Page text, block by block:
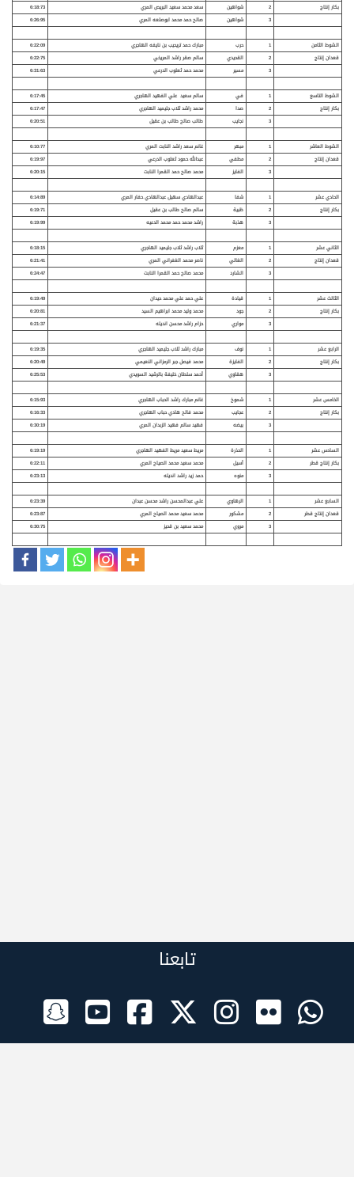
بكار إنتاج
2 شواهين سعد محمد سعيد البريص المري
6:18:73
3
شواهين صالح حمد محمد ابوصلعه المري 6:26:95
الشوط الثامن 1 حرب مبارك حمد تريحيب بن نايفه الهاجري
6:22:09
قعدان إنتاج
2 القحيدي سالم صقر راشد المريخي
6:22:75
3
مسير محمد حمد ثعلوب الدرعي 6:31:63
الشوط التاسع 1 في سالم سعيد علي الفهيد الهاجري
6:17:45
بكار إنتاج
2 صدا محمد راشد ثلاب جليميد الهاجري
6:17:47
3
نجايب طالب صالح طالب بن عقيل 6:20:51
الشوط العاشر 1 مبهر غانم سعد راشد النابت المري
6:10:77
قعدان إنتاج
2 مطفي عبدالله حمود ثعلوب الدرعي
6:19:97
3
الفايز محمد صالح حمد القمرا النابت 6:20:15
الحادي عشر 1 شفا عبدالهادي سهيل عبدالهادي حفار المري
6:14:89
بكار إنتاج
2 ظبية سالم صالح طالب بن عقيل
6:19:71
3
هذبة راشد محمد حمد محمد الدعيه 6:19:99
الثاني عشر 1 معزم ثلاب راشد ثلاب جليميد الهاجري
6:18:15
قعدان إنتاج
2 الغالي ناصر محمد الغفراني المري
6:21:41
3
الشارد محمد صالح حمد القمرا النابت 6:24:47
الثالث عشر 1 قيادة علي حمد علي محمد حيدان
6:19:49
بكار إنتاج
2 جود محمد وليد محمد ابراهيم السيد
6:20:81
3
مواري حزام راشد محسن انديله 6:21:37
الرابع عشر 1 نوف مبارك راشد ثلاب جليميد الهاجري
6:19:35
بكار إنتاج
2 الفايزة محمد فيصل جبر الرمزاني النعيمي
6:20:49
3
هقاوي أحمد سلطان خليفة بالرشيد السويدي 6:25:53
الخامس عشر 1 شموخ غانم مبارك راشد الحباب الهاجري
6:15:93
بكار إنتاج
2 عجايب محمد فالح هادي حباب الهاجري
6:16:33
3
بيضه فهيد سالم فهيد الزبدان المري 6:30:19
السادس عشر 1 الحذرة مريط سعيد مريط الفهيد الهاجري
6:19:19
بكار إنتاج قطر
2 أسيل محمد سعيد محمد الصياح المري
6:22:11
3
منوه حمد زيد راشد انديله 6:23:13
السابع عشر 1 الرهاوي علي عبدالمحسن راشد محسن عبدان
6:23:39
قعدان إنتاج قطر
2 مشكور محمد سعيد محمد الصياح المري
6:23:87
3
مروي محمد سعيد بن قحيز 6:30:75
تابعنا